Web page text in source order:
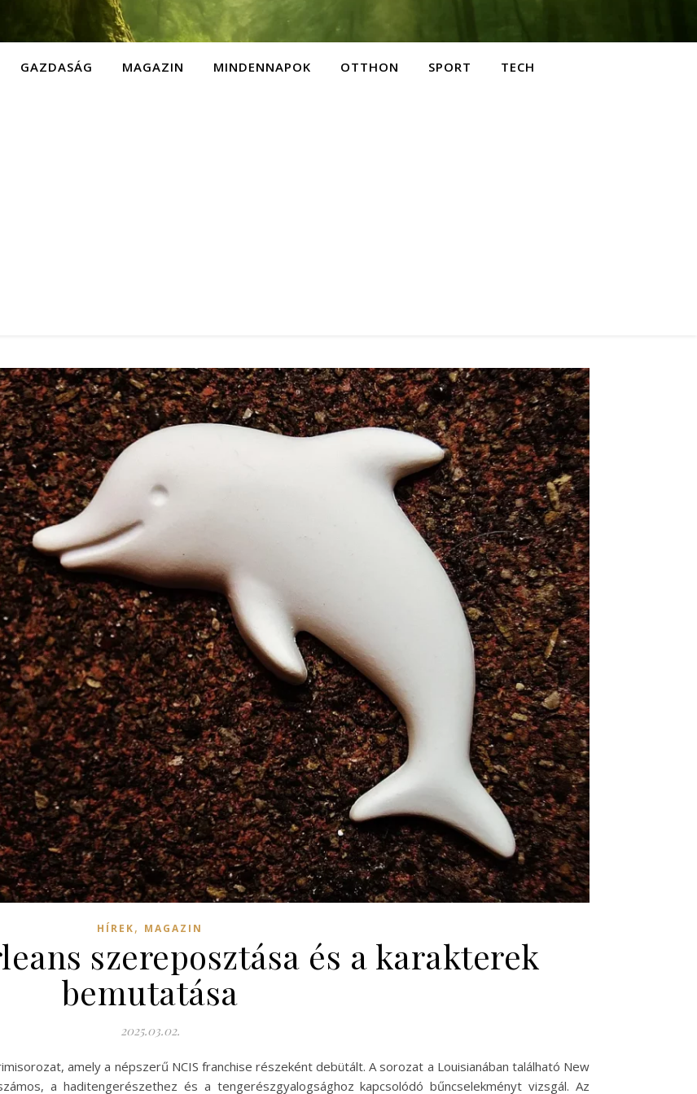
GAZDASÁG MAGAZIN MINDENNAPOK OTTHON SPORT TECH
HÍREK, MAGAZIN
szereposztása és a karakterek
bemutatása
2025.03.02.
amely a népszerű NCIS franchise részeként debütált. A sorozat a Louisianában található New
a haditengerészethez és a tengerészgyalogsághoz kapcsolódó bűncselekményt vizsgál. Az